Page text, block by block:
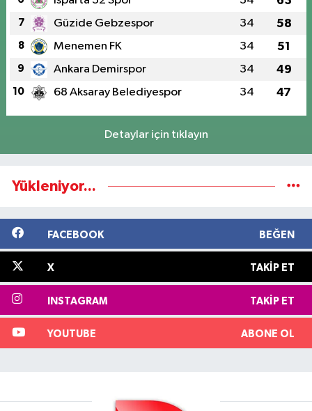
7 Güzide Gebzespor 34 58
8 Menemen FK 34 51
9 Ankara Demirspor 34 49
10 68 Aksaray Belediyespor 34 47
Detaylar için tıklayın
Yükleniyor...
FACEBOOK BEĞEN
X TAKIP ET
INSTAGRAM TAKIP ET
YOUTUBE ABONE OL